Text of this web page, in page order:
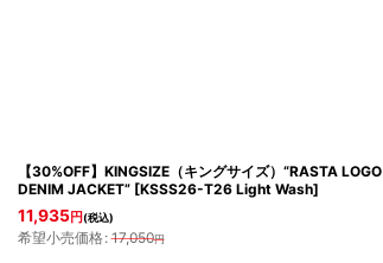
【30%OFF】KINGSIZE（キングサイズ）“RASTA LOGO
DENIM JACKET” [KSSS26-T26 Light Wash]
11,935円(税込)